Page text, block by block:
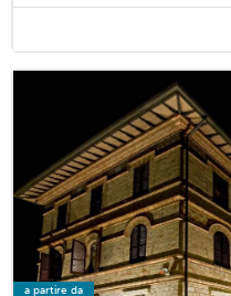
a partire da